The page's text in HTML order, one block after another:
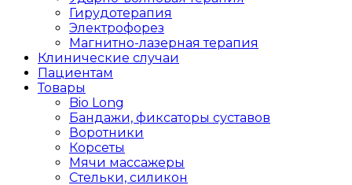
Гирудотерапия
Электрофорез
Магнитно-лазерная терапия
Клинические случаи
Пациентам
Товары
Bio Long
Бандажи, фиксаторы суставов
Воротники
Корсеты
Мячи массажеры
Стельки, силикон